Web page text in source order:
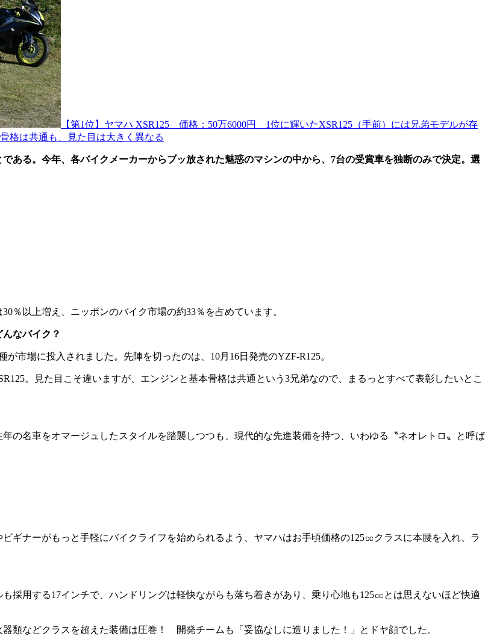
【第1位】ヤマハ XSR125 価格：50万6000円 1位に輝いたXSR125（手前）には兄弟モデルが存
格は共通も、見た目は大きく異なる
ある。今年、各バイクメーカーからブッ放された魅惑のマシンの中から、7台の受賞車を独断のみで決定。選
以上増え、ニッポンのバイク市場の約33％を占めています。
なバイク？
場に投入されました。先陣を切ったのは、10月16日発売のYZF-R125。
。見た目こそ違いますが、エンジンと基本骨格は共通という3兄弟なので、まるっとすべて表彰したいとこ
の名車をオマージュしたスタイルを踏襲しつつも、現代的な先進装備を持つ、いわゆる〝ネオレトロ〟と呼ば
ナーがもっと手軽にバイクライフを始められるよう、ヤマハはお手頃価格の125㏄クラスに本腰を入れ、ラ
用する17インチで、ハンドリングは軽快ながらも落ち着きがあり、乗り心地も125㏄とは思えないほど快適
類などクラスを超えた装備は圧巻！ 開発チームも「妥協なしに造りました！」とドヤ顔でした。